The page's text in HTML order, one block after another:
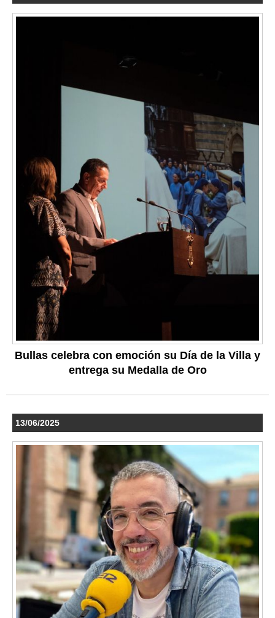
Bullas celebra con emoción su Día de la Villa y
entrega su Medalla de Oro
13/06/2025